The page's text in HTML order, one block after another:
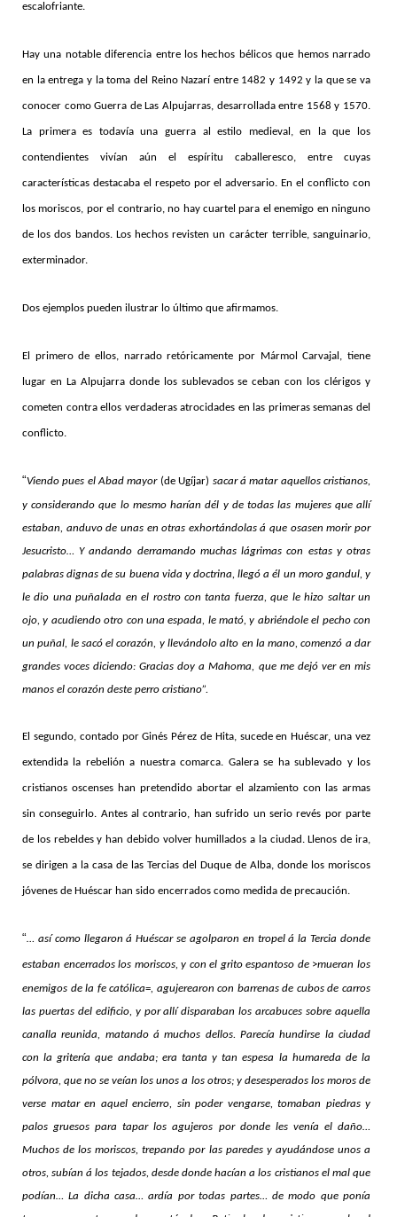
escalofriante.
Hay una notable diferencia entre los hechos bélicos que hemos narrado
en la entrega y la toma del Reino Nazarí entre 1482 y 1492 y la que se va
conocer como Guerra de Las Alpujarras, desarrollada entre 1568 y 1570.
La primera es todavía una guerra al estilo medieval, en la que los
contendientes vivían aún el espíritu caballeresco, entre cuyas
características destacaba el respeto por el adversario. En el conflicto con
los moriscos, por el contrario, no hay cuartel para el enemigo en ninguno
de los dos bandos. Los hechos revisten un carácter terrible, sanguinario,
exterminador.
Dos ejemplos pueden ilustrar lo último que afirmamos.
El primero de ellos, narrado retóricamente por Mármol Carvajal, tiene
lugar en La Alpujarra donde los sublevados se ceban con los clérigos y
cometen contra ellos verdaderas atrocidades en las primeras semanas del
conflicto.
“Viendo pues el Abad mayor (de Ugíjar) sacar á matar aquellos cristianos,
y considerando que lo mesmo harían dél y de todas las mujeres que allí
estaban, anduvo de unas en otras exhortándolas á que osasen morir por
Jesucristo… Y andando derramando muchas lágrimas con estas y otras
palabras dignas de su buena vida y doctrina, llegó a él un moro gandul, y
le dio una puñalada en el rostro con tanta fuerza, que le hizo saltar un
ojo, y acudiendo otro con una espada, le mató, y abriéndole el pecho con
un puñal, le sacó el corazón, y llevándolo alto en la mano, comenzó a dar
grandes voces diciendo: Gracias doy a Mahoma, que me dejó ver en mis
manos el corazón deste perro cristiano”.
El segundo, contado por Ginés Pérez de Hita, sucede en Huéscar, una vez
extendida la rebelión a nuestra comarca. Galera se ha sublevado y los
cristianos oscenses han pretendido abortar el alzamiento con las armas
sin conseguirlo. Antes al contrario, han sufrido un serio revés por parte
de los rebeldes y han debido volver humillados a la ciudad. Llenos de ira,
se dirigen a la casa de las Tercias del Duque de Alba, donde los moriscos
jóvenes de Huéscar han sido encerrados como medida de precaución.
“… así como llegaron á Huéscar se agolparon en tropel á la Tercia donde
estaban encerrados los moriscos, y con el grito espantoso de >mueran los
enemigos de la fe católica=, agujerearon con barrenas de cubos de carros
las puertas del edificio, y por allí disparaban los arcabuces sobre aquella
canalla reunida, matando á muchos dellos. Parecía hundirse la ciudad
con la gritería que andaba; era tanta y tan espesa la humareda de la
pólvora, que no se veían los unos a los otros; y desesperados los moros de
verse matar en aquel encierro, sin poder vengarse, tomaban piedras y
palos gruesos para tapar los agujeros por donde les venía el daño…
Muchos de los moriscos, trepando por las paredes y ayudándose unos a
otros, subían á los tejados, desde donde hacían a los cristianos el mal que
podían… La dicha casa… ardía por todas partes… de modo que ponía